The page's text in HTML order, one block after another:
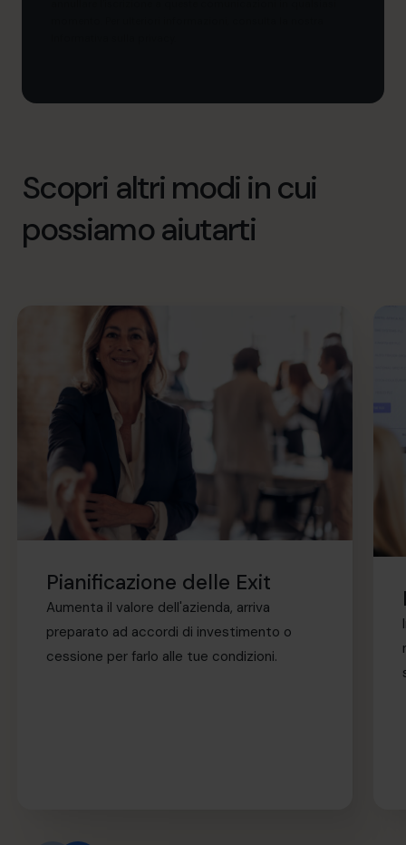
Scopri altri modi in cui
possiamo aiutarti
Pianificazione delle Exit
Aumenta il valore dell'azienda, arriva
preparato ad accordi di investimento o
cessione per farlo alle tue condizioni.